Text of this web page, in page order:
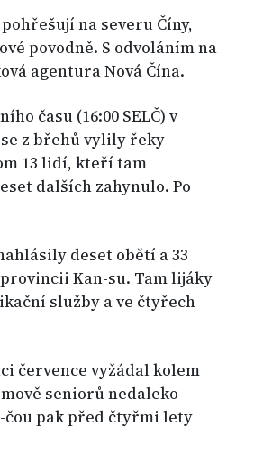
na severu Číny,
povodně. S odvoláním na
agentura Nová Čína.
času (16:00 SELČ) v
z břehů vylily řeky
13 lidí, kteří tam
dalších zahynulo. Po
deset obětí a 33
Kan-su. Tam lijáky
služby a ve čtyřech
července vyžádal kolem
seniorů nedaleko
čou pak před čtyřmi lety